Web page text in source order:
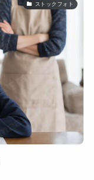
ストックフォト